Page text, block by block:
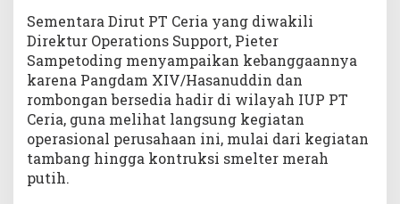
Sementara Dirut PT Ceria yang diwakili
Direktur Operations Support, Pieter
Sampetoding menyampaikan kebanggaannya
karena Pangdam XIV/Hasanuddin dan
rombongan bersedia hadir di wilayah IUP PT
Ceria, guna melihat langsung kegiatan
operasional perusahaan ini, mulai dari kegiatan
tambang hingga kontruksi smelter merah
putih.